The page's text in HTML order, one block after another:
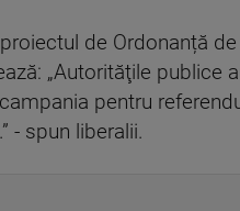
de Ordonanță
„Autorităţile
pentru
- spun liberalii.